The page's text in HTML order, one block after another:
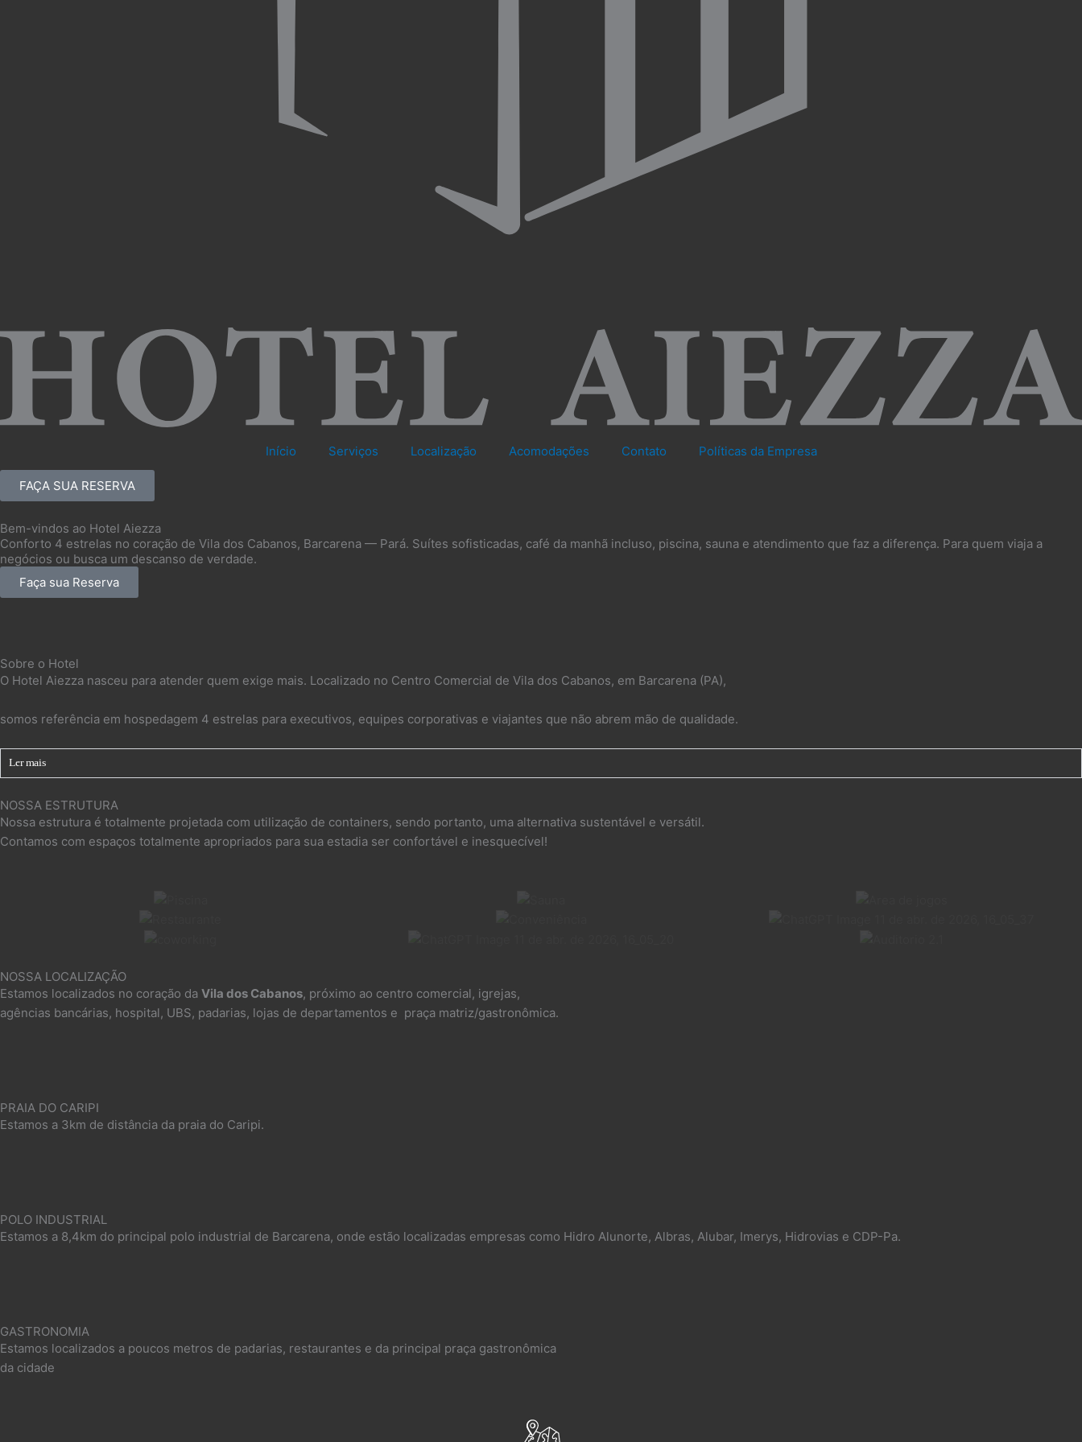
Início Serviços Localização Acomodações Contato Políticas da Empresa
FAÇA SUA RESERVA
Bem-vindos ao Hotel Aiezza
Conforto 4 estrelas no coração de Vila dos Cabanos, Barcarena — Pará. Suítes sofisticadas, café da manhã incluso, piscina, sauna e atendimento que faz a diferença. Para quem viaja a
negócios ou busca um descanso de verdade.
Faça sua Reserva
Sobre o Hotel
O Hotel Aiezza nasceu para atender quem exige mais. Localizado no Centro Comercial de Vila dos Cabanos, em Barcarena (PA),
somos referência em hospedagem 4 estrelas para executivos, equipes corporativas e viajantes que não abrem mão de qualidade.
Ler mais
NOSSA ESTRUTURA
Nossa estrutura é totalmente projetada com utilização de containers, sendo portanto, uma alternativa sustentável e versátil.
Contamos com espaços totalmente apropriados para sua estadia ser confortável e inesquecível!
NOSSA LOCALIZAÇÃO
Estamos localizados no coração da Vila dos Cabanos, próximo ao centro comercial, igrejas,
agências bancárias, hospital, UBS, padarias, lojas de departamentos e praça matriz/gastronômica.
PRAIA DO CARIPI
Estamos a 3km de distância da praia do Caripi.​
POLO INDUSTRIAL
Estamos a 8,4km do principal polo industrial de Barcarena, onde estão localizadas empresas como Hidro Alunorte, Albras, Alubar, Imerys, Hidrovias e CDP-Pa.​
GASTRONOMIA
Estamos localizados a poucos metros de padarias, restaurantes e da principal praça gastronômica
da cidade